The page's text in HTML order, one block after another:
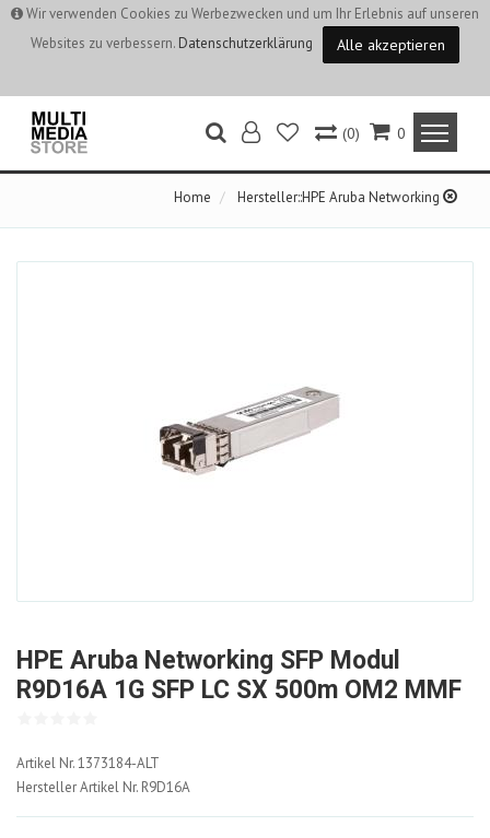
Wir verwenden Cookies zu Werbezwecken und um Ihr Erlebnis auf unseren
Websites zu verbessern. Datenschutzerklärung Alle akzeptieren
0
(0)
Home Hersteller::HPE Aruba Networking
HPE Aruba Networking SFP Modul
R9D16A 1G SFP LC SX 500m OM2 MMF
1373184-
ALT
Artikel Nr.1373184-ALT
Hersteller Artikel Nr. R9D16A